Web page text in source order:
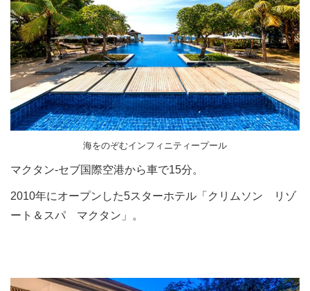
海をのぞむインフィニティープール
マクタン-セブ国際空港から車で15分。
2010年にオープンした5スターホテル「クリムソン リゾ
ート＆スパ マクタン」。